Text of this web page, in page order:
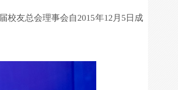
校友总会理事会自2015年12月5日成